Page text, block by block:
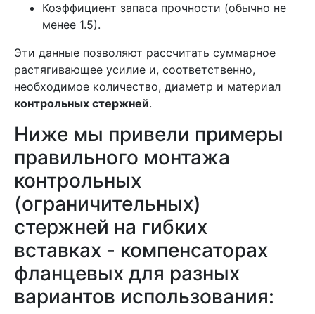
Коэффициент запаса прочности (обычно не
менее 1.5).
Эти данные позволяют рассчитать суммарное
растягивающее усилие и, соответственно,
необходимое количество, диаметр и материал
контрольных стержней.
Ниже мы привели примеры
правильного монтажа
контрольных
(ограничительных)
стержней на гибких
вставках - компенсаторах
фланцевых для разных
вариантов использования: